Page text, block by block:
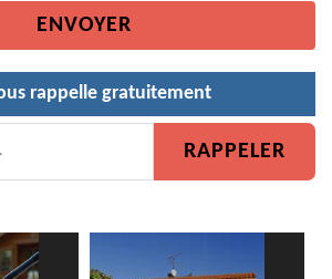
rappelle gratuitement